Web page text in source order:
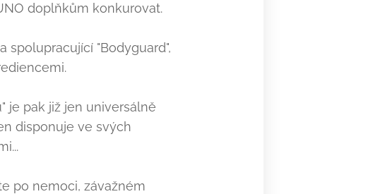
doplňkům konkurovat.
"Bodyguard",
je pak již jen universálně
disponuje ve svých
po nemoci, závažném